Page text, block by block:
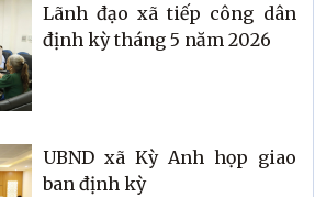
Lãnh đạo xã tiếp công dân
định kỳ tháng 5 năm 2026
UBND xã Kỳ Anh họp giao
ban định kỳ